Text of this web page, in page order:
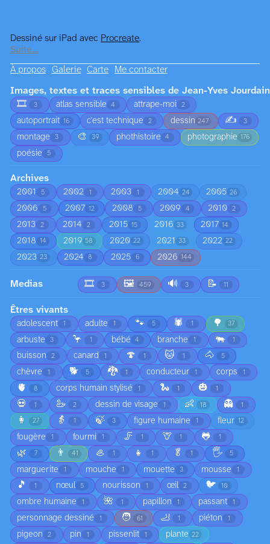
Dessiné sur iPad avec Procreate.
Suite…
À propos Galerie Carte Me contacter
Images, textes et traces sensibles de Jean-Yves Jourdain
🎞️
3 atlas sensible 4 attrape-moi 2
autoportrait 16 c'est technique 2 dessin 247 ✍️ 3
montage 3 🎨 39 phothistoire 4 photographie 176
poésie 5
Archives
2001 5 2002 1 2003 1 2004 24 2005 26
2006 5 2007 12 2008 5 2009 4 2010 2
2013 2 2014 2 2015 15 2016 33 2017 14
2018 14 2019 58 2020 22 2021 33 2022 22
2023 23 2024 8 2025 6 2026 144
Medias 🎞️ 3 🖼️ 459 🔊 3 📝 11
Êtres vivants
adolescent 1 adulte 1 🐾 5 🕷️ 1 🌳 37
arbuste 3 🦩 1 bébé 4 branche 1 🐃 1
buisson 2 canard 1 🍄 1 🐱 1 🐴 5
chèvre 1 🐕 5 🐉 1 conducteur 1 corps 1
🫀 8 corps humain stylisé 1 🐍 1 🎃 1
💀 1 🦢 2 dessin de visage 1 👶 18 👻 1
👩 27 👵 1 🍃 3 figure humaine 1 fleur 12
fougère 1 fourmi 1 🦵 1 🦒 1 🐸 1
🌿 7 👨 41 🦪 1 👧 1 🥬 1 🖐️ 5
marguerite 1 mouche 1 mouette 3 mousse 1
🎵 1 nœul 5 nourisson 1 œil 2 🐦 10
ombre humaine 1 🌺 1 papillon 1 passant 1
personnage dessiné 1 🧑 61 🦶 1 piéton 1
pigeon 2 pin 1 pissenlit 1 plante 22